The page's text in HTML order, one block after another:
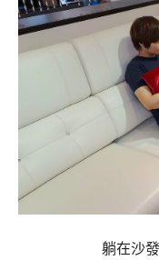
躺在沙